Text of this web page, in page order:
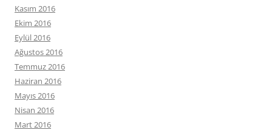
Kasım 2016
Ekim 2016
Eylül 2016
Ağustos 2016
Temmuz 2016
Haziran 2016
Mayıs 2016
Nisan 2016
Mart 2016